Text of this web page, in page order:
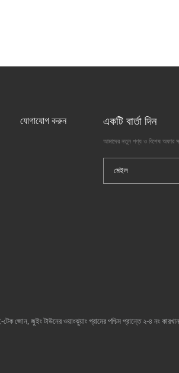
যোগাযোগ করুন একটি বার্তা দিন
আমাদের নতুন পণ্য ও বিশেষ অফার
টেক জোন, জুইং টাউনের ওয়াংঝুয়াং গ্রামের পশ্চিম প্রান্তে ২-৪ নং